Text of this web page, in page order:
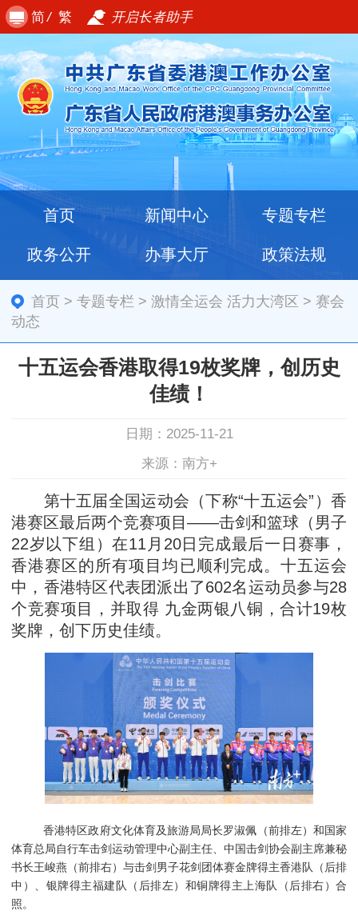
简/ 繁 开启长者助手
首页 新闻中心 专题专栏
政务公开 办事大厅 政策法规
首页 >专题专栏 >激情全运会 活力大湾区 >赛会
动态
十五运会香港取得19枚奖牌，创历史
佳绩！
日期：2025-11-21
来源：南方+
第十五届全国运动会（下称“十五运会”）香
港赛区最后两个竞赛项目——击剑和篮球（男子
22岁以下组）在11月20日完成最后一日赛事，
香港赛区的所有项目均已顺利完成。十五运会
中，香港特区代表团派出了602名运动员参与28
个竞赛项目，并取得 九金两银八铜，合计19枚
奖牌，创下历史佳绩。
香港特区政府文化体育及旅游局局长罗淑佩（前排左）和国家
体育总局自行车击剑运动管理中心副主任、中国击剑协会副主席兼秘
书长王峻燕（前排右）与击剑男子花剑团体赛金牌得主香港队（后排
中）、银牌得主福建队（后排左）和铜牌得主上海队（后排右）合
照。